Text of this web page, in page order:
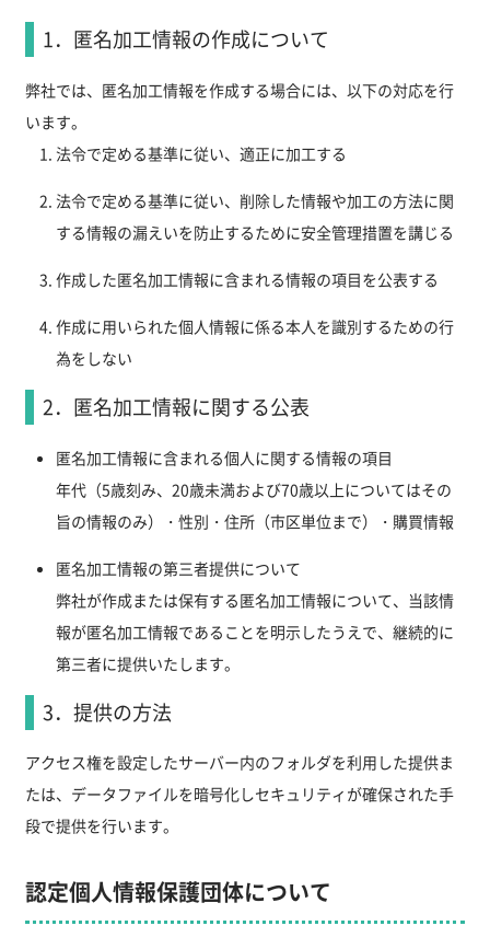
1．匿名加工情報の作成について
弊社では、匿名加工情報を作成する場合には、以下の対応を行
います。
法令で定める基準に従い、適正に加工する
法令で定める基準に従い、削除した情報や加工の方法に関
する情報の漏えいを防止するために安全管理措置を講じる
作成した匿名加工情報に含まれる情報の項目を公表する
作成に用いられた個人情報に係る本人を識別するための行
為をしない
2．匿名加工情報に関する公表
匿名加工情報に含まれる個人に関する情報の項目
年代（5歳刻み、20歳未満および70歳以上についてはその
旨の情報のみ）・性別・住所（市区単位まで）・購買情報
匿名加工情報の第三者提供について
弊社が作成または保有する匿名加工情報について、当該情
報が匿名加工情報であることを明示したうえで、継続的に
第三者に提供いたします。
3．提供の方法
アクセス権を設定したサーバー内のフォルダを利用した提供ま
たは、データファイルを暗号化しセキュリティが確保された手
段で提供を行います。
認定個人情報保護団体について